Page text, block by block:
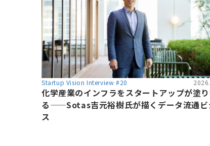
Startup Vision Interview #20
化学産業のインフラをスタートアップが塗
る——Sotas吉元裕樹氏が描くデータ流通ビ
ス